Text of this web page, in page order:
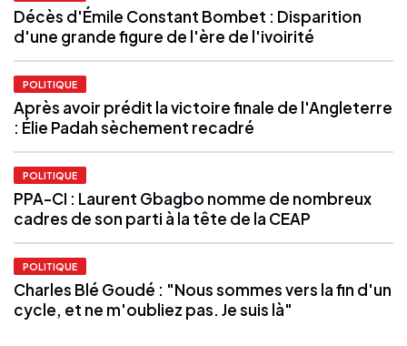
Décès d'Émile Constant Bombet : Disparition
d'une grande figure de l'ère de l'ivoirité
POLITIQUE
Après avoir prédit la victoire finale de l'Angleterre
: Élie Padah sèchement recadré
POLITIQUE
PPA-CI : Laurent Gbagbo nomme de nombreux
cadres de son parti à la tête de la CEAP
POLITIQUE
Charles Blé Goudé : "Nous sommes vers la fin d'un
cycle, et ne m'oubliez pas. Je suis là"